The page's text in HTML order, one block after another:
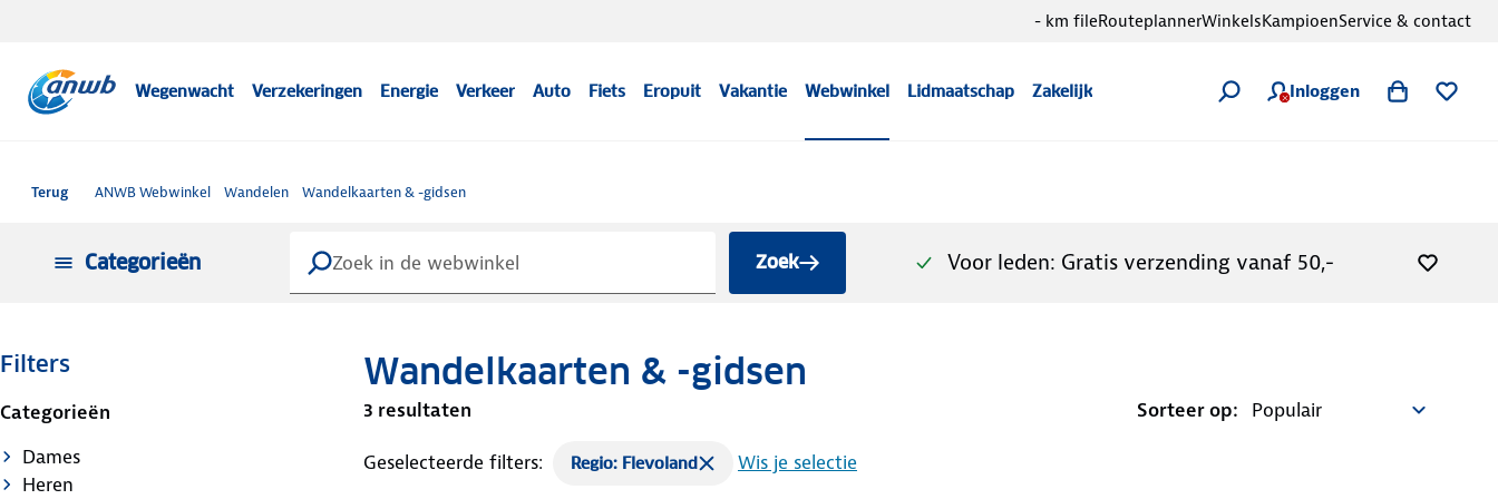
Wegenwacht Verzekeringen Energie Verkeer Auto Fiets Eropuit Vakantie Webwinkel Lidmaatschap Zakelijk Inloggen
- km fileRouteplannerWinkelsKampioenService & contact
Terug ANWB Webwinkel Wandelen Wandelkaarten & -gidsen
Categorieën Zoek Voor leden: Gratis verzending vanaf 50,-
Filters
Categorieën
Dames
Heren
Wandelkaarten & -gidsen
3 resultaten Sorteer op:
Geselecteerde filters: Regio: Flevoland Wis je selectie